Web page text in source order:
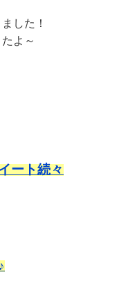
した！
よ～
ート続々